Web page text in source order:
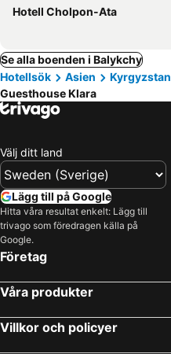
Hotell Cholpon-Ata
Se alla boenden i Balykchy
Hotellsök
Asien Kyrgyzstan
Guesthouse Klara
Välj ditt land
Lägg till på Google
Hitta våra resultat enkelt: Lägg till
trivago som föredragen källa på
Google.
Företag
Våra produkter
Villkor och policyer